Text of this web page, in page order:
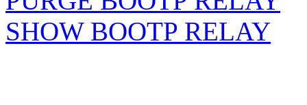
SHOW BOOTP RELAY